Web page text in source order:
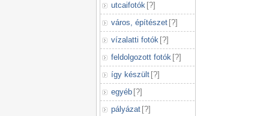
utcaifotók [?]
város, építészet [?]
vízalatti fotók [?]
feldolgozott fotók [?]
így készült [?]
egyéb [?]
pályázat [?]